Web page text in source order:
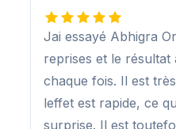
Jai essayé Abhigra
reprises et le résultat
chaque fois. Il est
leffet est rapide, ce
surprise. Il est